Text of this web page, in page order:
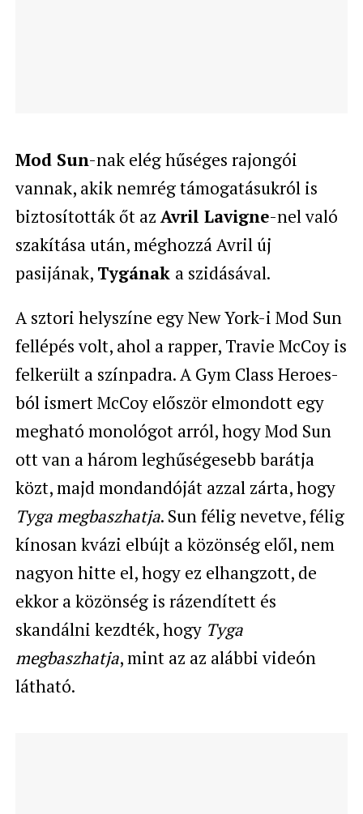
Mod Sun-nak elég hűséges rajongói
vannak, akik nemrég támogatásukról is
biztosították őt azAvril Lavigne-nel való
szakítása után, méghozzá Avril új
pasijának, Tygának a szidásával.
A sztori helyszíne egy New York-i Mod Sun
fellépés volt, ahol a rapper, Travie McCoy is
felkerült a színpadra. A Gym Class Heroes-
ból ismert McCoy először elmondott egy
megható monológot arról, hogy Mod Sun
ott van a három leghűségesebb barátja
közt, majd mondandóját azzal zárta, hogy
Tyga megbaszhatja. Sun félig nevetve, félig
kínosan kvázi elbújt a közönség elől, nem
nagyon hitte el, hogy ez elhangzott, de
ekkor a közönség is rázendített és
skandálni kezdték, hogy Tyga
megbaszhatja, mint az az alábbi videón
látható.